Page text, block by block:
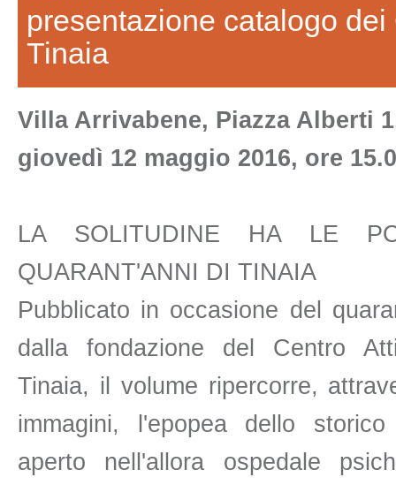
presentazione catalogo
Tinaia
Villa Arrivabene, Piazza Alberti
giovedì 12 maggio 2016, ore
LA SOLITUDINE HA LE
QUARANT'ANNI DI TINAIA
Pubblicato in occasione del
dalla fondazione del Centro
Tinaia, il volume ripercorre,
immagini, l'epopea dello
aperto nell'allora ospedale